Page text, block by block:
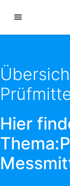
Hier